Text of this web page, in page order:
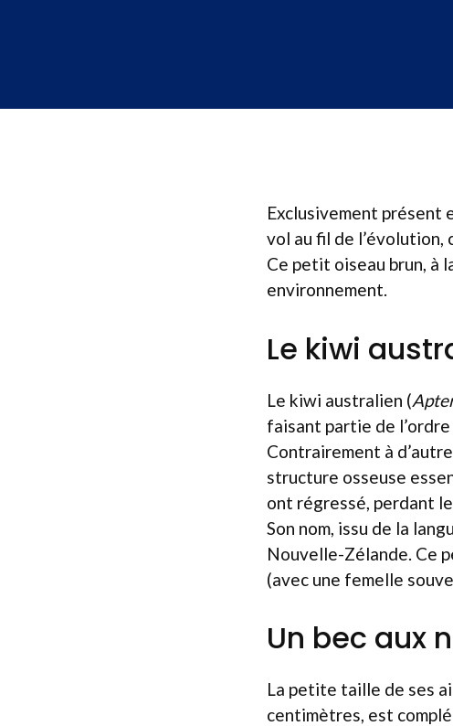
Exclusivement présent
vol au fil de
Ce petit oiseau brun, à
environnement.
Le kiwi
Le kiwi australien (
faisant partie de
Contrairement à
structure osseuse
ont régressé, perdant
Son nom, issu de la
Nouvelle-Zélande. Ce
(avec une femelle
Un bec aux
La petite taille de ses
centimètres, est